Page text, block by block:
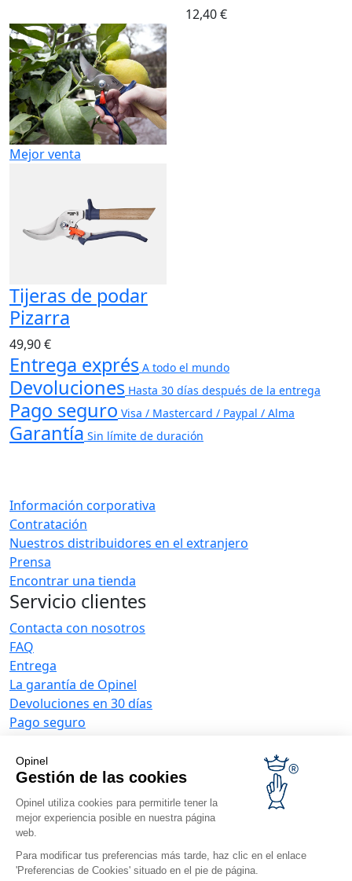
Opinel
Gestión de las cookies
Opinel utiliza cookies para permitirle tener la
mejor experiencia posible en nuestra página
web.
Para modificar tus preferencias más tarde, haz clic en el enlace
'Preferencias de Cookies' situado en el pie de página.
12,40 €
Mejor venta
Tijeras de podar
Pizarra
49,90 €
Entrega exprés A todo el mundo
Devoluciones Hasta 30 días después de la entrega
Pago seguro Visa / Mastercard / Paypal / Alma
Garantía Sin límite de duración
Información corporativa
Contratación
Nuestros distribuidores en el extranjero
Prensa
Encontrar una tienda
Servicio clientes
Contacta con nosotros
FAQ
Entrega
La garantía de Opinel
Devoluciones en 30 días
Pago seguro
Condiciones generales de venta
Ofertas para empresas
Regalos de empresa
Restauradores
Noticias Opinel
Recibir las novedades